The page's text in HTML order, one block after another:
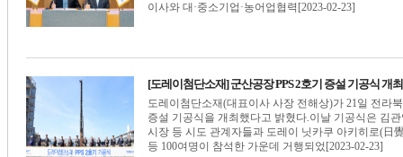
이사와 대·중소기업·농어업협력[2023-02-23]
[도레이첨단소재] 군산공장 PPS 2호기 증설 기공식 개최
도레이첨단소재(대표이사 사장 전해상)가 21일 전라
증설 기공식을 개최했다고 밝혔다.이날 기공식은 김
시장 등 시도 관계자들과 도레이 닛카쿠 아키히로(日
등 100여명이 참석한 가운데 거행되었[2023-02-23]